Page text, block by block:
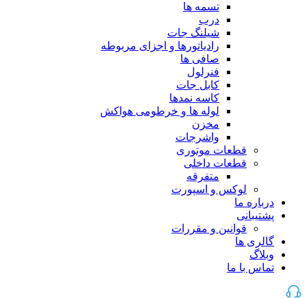
تسمه ها
درب
شیلنگ جات
رادیاتورها و اجزای مربوطه
صافی ها
فنرلول
کابل جات
کاسه نمدها
لوله ها و خرطومی هواکش
مخزن
واشرجات
قطعات موتوری
قطعات داخلی
متفرقه
لوکس و اسپورت
درباره ما
پشتیبانی
قوانین و مقررات
گالری ها
وبلاگ
تماس با ما